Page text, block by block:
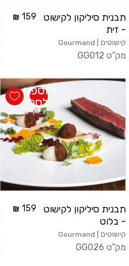
תבנית סיליקון לקישוט
- זית
קישוטים | Gourmand
מק"ט GG012
159
תבנית סיליקון לקישוט
- בלוט
קישוטים | Gourmand
מק"ט GG026
159
הוספה
לסל